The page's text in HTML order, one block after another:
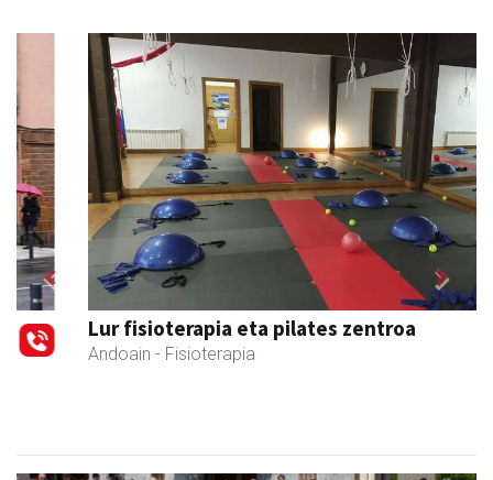
Lur fisioterapia eta pilates zentroa
Andoain - Fisioterapia
Previous Next